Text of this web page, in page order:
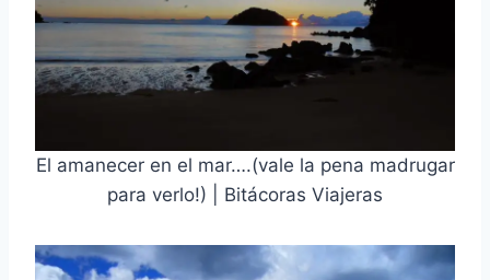
El amanecer en el mar….(vale la pena madrugar
para verlo!) | Bitácoras Viajeras